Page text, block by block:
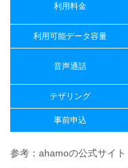
利用料金
利用可能データ容量
音声通話
テザリング
事前申込
参考：ahamoの公式サイト